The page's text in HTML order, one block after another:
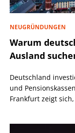
NEUGRÜNDUNGEN
Warum
Ausland
Deutschland
und
Frankfurt zeigt